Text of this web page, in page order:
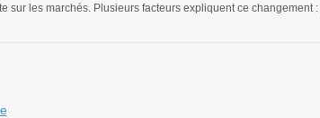
sur les marchés. Plusieurs facteurs expliquent ce changement